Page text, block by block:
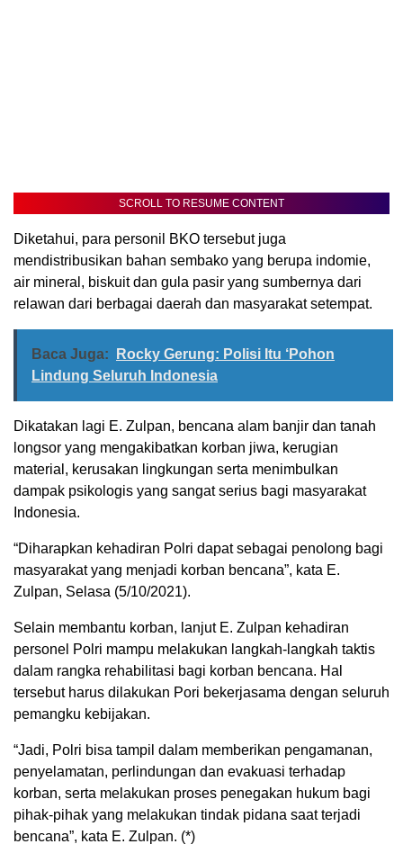
SCROLL TO RESUME CONTENT
Diketahui, para personil BKO tersebut juga
mendistribusikan bahan sembako yang berupa indomie,
air mineral, biskuit dan gula pasir yang sumbernya dari
relawan dari berbagai daerah dan masyarakat setempat.
Baca Juga:
Rocky Gerung: Polisi Itu ‘Pohon
Lindung Seluruh Indonesia
Dikatakan lagi E. Zulpan, bencana alam banjir dan tanah
longsor yang mengakibatkan korban jiwa, kerugian
material, kerusakan lingkungan serta menimbulkan
dampak psikologis yang sangat serius bagi masyarakat
Indonesia.
“Diharapkan kehadiran Polri dapat sebagai penolong bagi
masyarakat yang menjadi korban bencana”, kata E.
Zulpan, Selasa (5/10/2021).
Selain membantu korban, lanjut E. Zulpan kehadiran
personel Polri mampu melakukan langkah-langkah taktis
dalam rangka rehabilitasi bagi korban bencana. Hal
tersebut harus dilakukan Pori bekerjasama dengan seluruh
pemangku kebijakan.
“Jadi, Polri bisa tampil dalam memberikan pengamanan,
penyelamatan, perlindungan dan evakuasi terhadap
korban, serta melakukan proses penegakan hukum bagi
pihak-pihak yang melakukan tindak pidana saat terjadi
bencana”, kata E. Zulpan. (*)